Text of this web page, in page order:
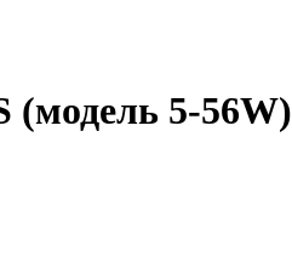
(модель 5-56W)